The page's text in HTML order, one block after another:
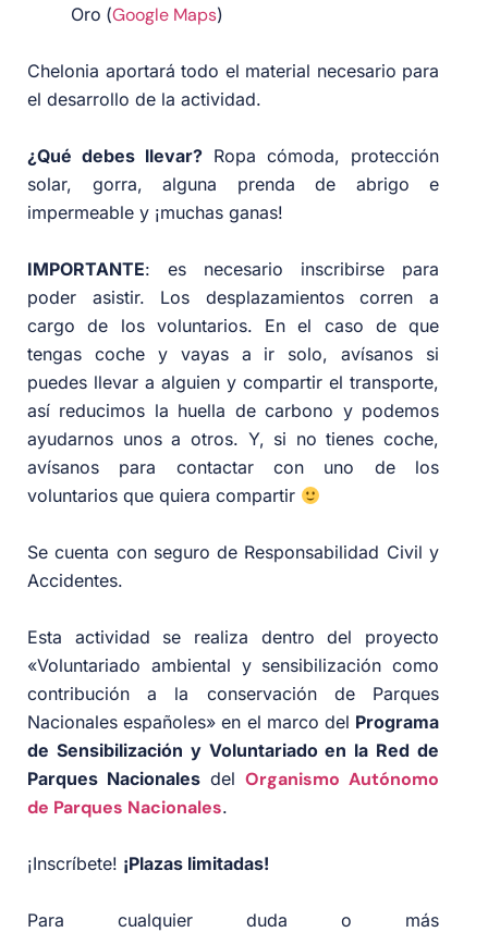
Oro (Google Maps)
Chelonia aportará todo el material necesario para
el desarrollo de la actividad.
¿Qué debes llevar? Ropa cómoda, protección
solar, gorra, alguna prenda de abrigo e
impermeable y ¡muchas ganas!
IMPORTANTE: es necesario inscribirse para
poder asistir. Los desplazamientos corren a
cargo de los voluntarios. En el caso de que
tengas coche y vayas a ir solo, avísanos si
puedes llevar a alguien y compartir el transporte,
así reducimos la huella de carbono y podemos
ayudarnos unos a otros. Y, si no tienes coche,
avísanos para contactar con uno de los
voluntarios que quiera compartir
Se cuenta con seguro de Responsabilidad Civil y
Accidentes.
Esta actividad se realiza dentro del proyecto
«Voluntariado ambiental y sensibilización como
contribución a la conservación de Parques
Nacionales españoles» en el marco del Programa
de Sensibilización y Voluntariado en la Red de
Parques Nacionales delOrganismo Autónomo
de Parques Nacionales.
¡Inscríbete! ¡Plazas limitadas!
Para cualquier duda o más